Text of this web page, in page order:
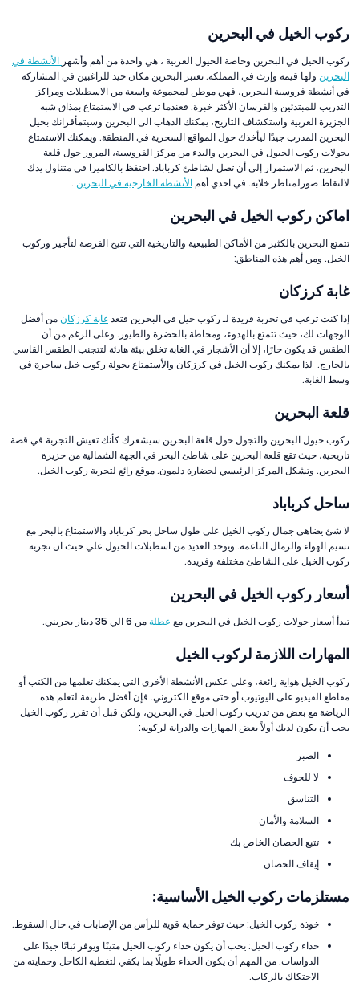
ركوب الخيل في البحرين
ركوب الخيل في البحرين وخاصة الخيول العربية ، هي واحدة من أهم وأشهر الأنشطة في
البحرين ولها قيمة وإرث في المملكة. تعتبر البحرين مكان جيد للراغبين في المشاركة
في أنشطة فروسية البحرين، فهي موطن لمجموعة واسعة من الاسطبلات ومراكز
التدريب للمبتدئين والفرسان الأكثر خبرة. فعندما ترغب في الاستمتاع بمذاق شبه
الجزيرة العربية واستكشاف التاريخ، يمكنك الذهاب الى البحرين وسيتمأقرانك بخيل
البحرين المدرب جيدًا ليأخذك حول المواقع السحرية في المنطقة. ويمكنك الاستمتاع
بجولات ركوب الخيول في البحرين والبدء من مركز الفروسية، المرور حول قلعة
البحرين، ثم الاستمرار إلى أن تصل لشاطئ كرباباد. احتفظ بالكاميرا في متناول يدك
لالتقاط صورلمناظر خلابة. في احدي أهم الأنشطة الخارجية في البحرين .
اماكن ركوب الخيل في البحرين
تتمتع البحرين بالكثير من الأماكن الطبيعية والتاريخية التي تتيح الفرصة لتأجير وركوب
الخيل. ومن أهم هذه المناطق:
غابة كرزكان
إذا كنت ترغب في تجربة فريدة لـ ركوب خيل في البحرين فتعدغابة كرزكانمن أفضل
الوجهات لك، حيث تتمتع بالهدوء، ومحاطة بالخضرة والطيور. وعلى الرغم من أن
الطقس قد يكون حارًا، إلا أن الأشجار في الغابة تخلق بيئة هادئة لتتجنب الطقس القاسي
بالخارج. لذا يمكنك ركوب الخيل في كرزكان والأستمتاع بجولة ركوب خيل ساحرة في
وسط الغابة.
قلعة البحرين
ركوب خيول البحرين والتجول حول قلعة البحرين سيشعرك كأنك تعيش التجربة في قصة
تاريخية، حيث تقع قلعة البحرين على شاطئ البحر في الجهة الشمالية من جزيرة
البحرين. وتشكل المركز الرئيسي لحضارة دلمون. موقع رائع لتجربة ركوب الخيل.
ساحل كرباباد
لا شئ يضاهي جمال ركوب الخيل على طول ساحل بحر كرباباد والاستمتاع بالبحر مع
نسيم الهواء والرمال الناعمة. ويوجد العديد من اسطبلات الخيول علي حيث ان تجربة
ركوب الخيل على الشاطئ مختلفة وفريدة.
أسعار ركوب الخيل في البحرين
تبدأ أسعار جولات ركوب الخيل في البحرين مع عطلةمن 6 الي 35 دينار بحريني.
المهارات اللازمة لركوب الخيل
ركوب الخيل هواية رائعة، وعلى عكس الأنشطة الأخرى التي يمكنك تعلمها من الكتب أو
مقاطع الفيديو على اليوتيوب أو حتى موقع الكتروني. فإن أفضل طريقة لتعلم هذه
الرياضة مع بعض من تدريب ركوب الخيل في البحرين، ولكن قبل أن تقرر ركوب الخيل
يجب أن يكون لديك أولاً بعض المهارات والدراية لركوبه:
الصبر
لا للخوف
التناسق
السلامة والأمان
تتبع الحصان الخاص بك
إيقاف الحصان
مستلزمات ركوب الخيل الأساسية:
خوذة ركوب الخيل: حيث توفر حماية قوية للرأس من الإصابات في حال السقوط.
حذاء ركوب الخيل: يجب أن يكون حذاء ركوب الخيل متينًا ويوفر ثباتًا جيدًا على
الدواسات. من المهم أن يكون الحذاء طويلًا بما يكفي لتغطية الكاحل وحمايته من
الاحتكاك بالركاب.